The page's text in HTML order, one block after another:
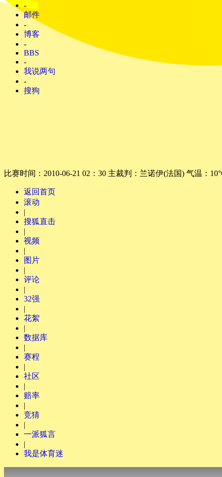
-
邮件
-
博客
-
BBS
-
我说两句
-
搜狗
比赛时间： 2010-06-21 02：30 主裁判： 兰诺伊(法国) 气温：
返回首页
滚动
|
搜狐直击
|
视频
|
图片
|
评论
|
32强
|
花絮
|
数据库
|
赛程
|
社区
|
赔率
|
竞猜
|
一派狐言
|
我是体育迷